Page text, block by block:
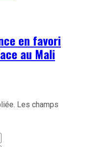
en favori
au Mali
Les champs